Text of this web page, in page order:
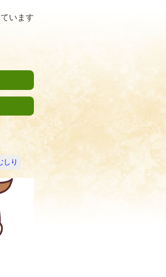
います
しり